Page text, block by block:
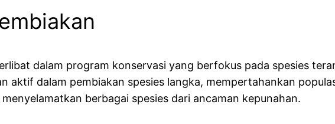
dalam program konservasi yang berfokus pada spesies
aktif dalam pembiakan spesies langka, mempertahankan
berbagai spesies dari ancaman kepunahan.